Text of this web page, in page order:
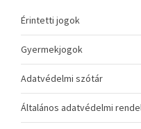
Érintetti jogok
Gyermekjogok
Adatvédelmi szótár
Általános adatvédelmi